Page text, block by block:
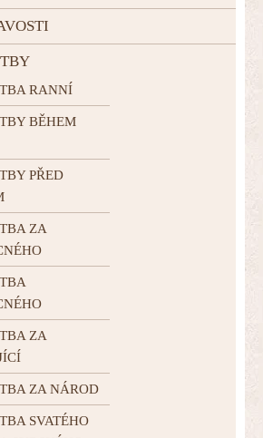
RANNÍ
BĚHEM
PŘED
ZA
ZA
ZA NÁROD
SVATÉHO